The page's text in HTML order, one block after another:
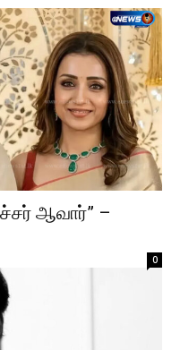
ஆவார்” –
0